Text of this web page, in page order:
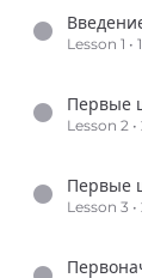
Lesson 1 •
Lesson 2 •
Lesson 3 •